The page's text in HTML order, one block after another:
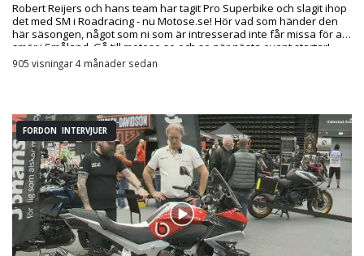
Robert Reijers och hans team har tagit Pro Superbike och slagit ihop
det med SM i Roadracing - nu Motose.se! Hör vad som händer den
här säsongen, något som ni som är intresserad inte får missa för allt
smör i Småland. Gå till motose.se och se när nästa event startar!
905 visningar 4 månader sedan
FORDON INTERVJUER